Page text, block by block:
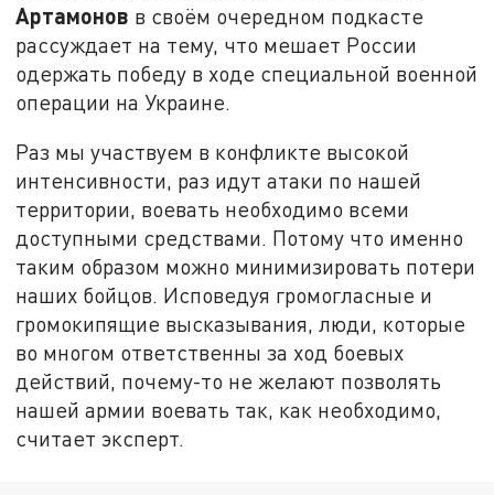
Артамонов в своём очередном подкасте
рассуждает на тему, что мешает России
одержать победу в ходе специальной военной
операции на Украине.
Раз мы участвуем в конфликте высокой
интенсивности, раз идут атаки по нашей
территории, воевать необходимо всеми
доступными средствами. Потому что именно
таким образом можно минимизировать потери
наших бойцов. Исповедуя громогласные и
громокипящие высказывания, люди, которые
во многом ответственны за ход боевых
действий, почему-то не желают позволять
нашей армии воевать так, как необходимо,
считает эксперт.